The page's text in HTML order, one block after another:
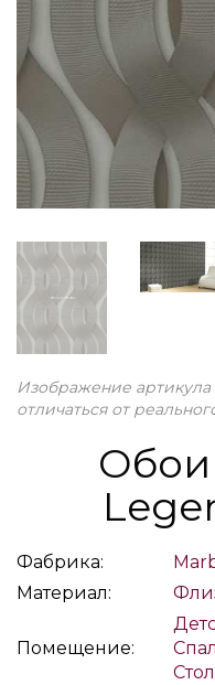
Изображение
отличаться от
Фабрика:
Материал:
Помещение: